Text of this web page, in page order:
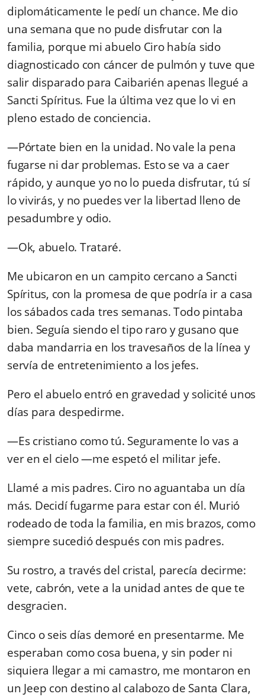
diplomáticamente le pedí un chance. Me dio
una semana que no pude disfrutar con la
familia, porque mi abuelo Ciro había sido
diagnosticado con cáncer de pulmón y tuve que
salir disparado para Caibarién apenas llegué a
Sancti Spíritus. Fue la última vez que lo vi en
pleno estado de conciencia.
—Pórtate bien en la unidad. No vale la pena
fugarse ni dar problemas. Esto se va a caer
rápido, y aunque yo no lo pueda disfrutar, tú sí
lo vivirás, y no puedes ver la libertad lleno de
pesadumbre y odio.
—Ok, abuelo. Trataré.
Me ubicaron en un campito cercano a Sancti
Spíritus, con la promesa de que podría ir a casa
los sábados cada tres semanas. Todo pintaba
bien. Seguía siendo el tipo raro y gusano que
daba mandarria en los travesaños de la línea y
servía de entretenimiento a los jefes.
Pero el abuelo entró en gravedad y solicité unos
días para despedirme.
—Es cristiano como tú. Seguramente lo vas a
ver en el cielo —me espetó el militar jefe.
Llamé a mis padres. Ciro no aguantaba un día
más. Decidí fugarme para estar con él. Murió
rodeado de toda la familia, en mis brazos, como
siempre sucedió después con mis padres.
Su rostro, a través del cristal, parecía decirme:
vete, cabrón, vete a la unidad antes de que te
desgracien.
Cinco o seis días demoré en presentarme. Me
esperaban como cosa buena, y sin poder ni
siquiera llegar a mi camastro, me montaron en
un Jeep con destino al calabozo de Santa Clara,